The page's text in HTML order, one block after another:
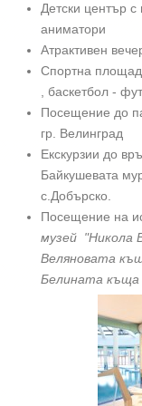
Детски център с
аниматори
Атрактивен
Спортна
, баскетбол -
Посещение до
гр. Велинград
Екскурзии до
Байкушевата
с.Добърско.
Посещение на
музей "Никола
Веляновата
Белината